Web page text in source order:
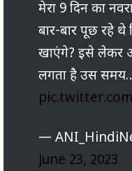
मेरा 9 दिन का
बार-बार पूछ रहे
खाएंगे? इसे लेकर
लगता है उस
—
June 23, 2023